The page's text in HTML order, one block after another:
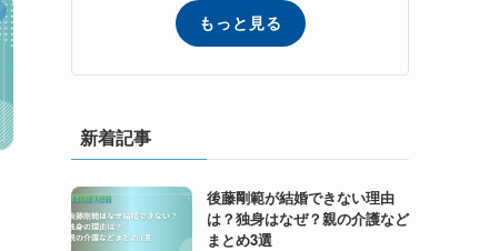
もっと見る
新着記事
後藤剛範が結婚できない理由
は？独身はなぜ？親の介護など
まとめ3選